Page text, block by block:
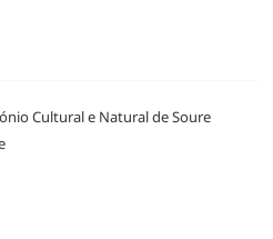
Cultural e Natural de Soure